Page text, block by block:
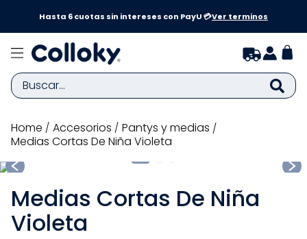
Hasta 6 cuotas sin intereses con PayU 💳Ver terminos
Buscar...
accesorios
pantys y medias
Medias Cortas De Niña Violeta
Medias Cortas De Niña
Violeta
TÉRMINOS MÁS BUSCADOS
1.
zapatillas niña
2.
3
medias
4 .
sandalias